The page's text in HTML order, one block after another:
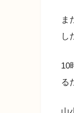
ま
し
10
る